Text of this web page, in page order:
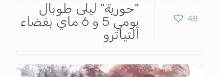
48
“حورية” ليلى طوبال
يومي 5 و 6 ماي بفضاء
التياترو